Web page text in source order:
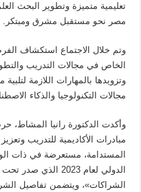
تعليمية متميزة وتطوير البحث
مصر نحو مستقبل مشرق ومبتكر.
وتم خلال الاجتماع استكشاف
الخاص في مجالات التدريب
وتزويدها بالمهارات اللازمة
مجالات التكنولوجيا والذكاء
وأكدت الدكتورة رانيا المشاط،
مبادرات الأكاديمية للتدريب
المستدامة، مستعرضة في ذات
الدولي لعام 2023
الشراكات»، ويتضمن تفاصيل